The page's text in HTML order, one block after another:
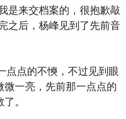
散了。